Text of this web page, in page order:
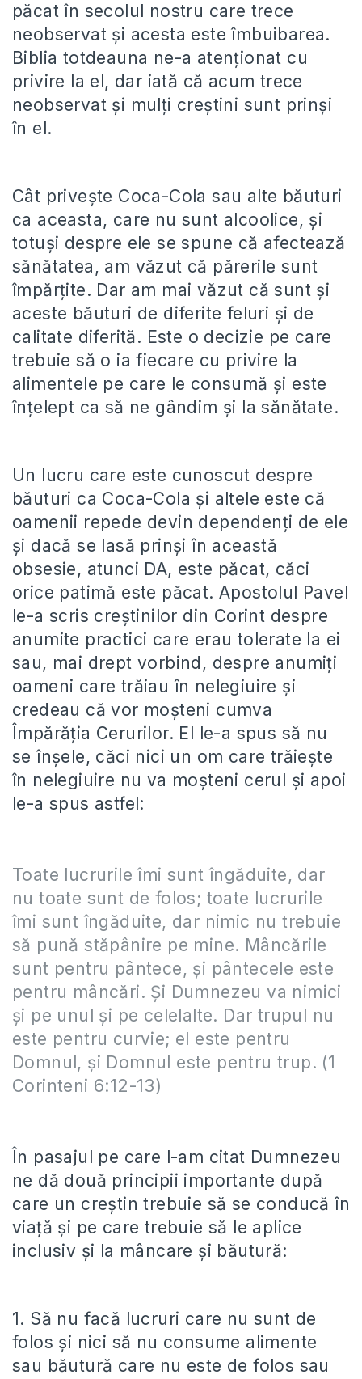
păcat în secolul nostru care trece
neobservat și acesta este îmbuibarea.
Biblia totdeauna ne-a atenționat cu
privire la el, dar iată că acum trece
neobservat și mulți creștini sunt prinși
în el.
Cât privește Coca-Cola sau alte băuturi
ca aceasta, care nu sunt alcoolice, și
totuși despre ele se spune că afectează
sănătatea, am văzut că părerile sunt
împărțite. Dar am mai văzut că sunt și
aceste băuturi de diferite feluri și de
calitate diferită. Este o decizie pe care
trebuie să o ia fiecare cu privire la
alimentele pe care le consumă și este
înțelept ca să ne gândim și la sănătate.
Un lucru care este cunoscut despre
băuturi ca Coca-Cola și altele este că
oamenii repede devin dependenți de ele
și dacă se lasă prinși în această
obsesie, atunci DA, este păcat, căci
orice patimă este păcat. Apostolul Pavel
le-a scris creștinilor din Corint despre
anumite practici care erau tolerate la ei
sau, mai drept vorbind, despre anumiți
oameni care trăiau în nelegiuire și
credeau că vor moșteni cumva
Împărăția Cerurilor. El le-a spus să nu
se înșele, căci nici un om care trăiește
în nelegiuire nu va moșteni cerul și apoi
le-a spus astfel:
Toate lucrurile îmi sunt îngăduite, dar
nu toate sunt de folos; toate lucrurile
îmi sunt îngăduite, dar nimic nu trebuie
să pună stăpânire pe mine. Mâncările
sunt pentru pântece, şi pântecele este
pentru mâncări. Şi Dumnezeu va nimici
şi pe unul şi pe celelalte. Dar trupul nu
este pentru curvie; el este pentru
Domnul, şi Domnul este pentru trup. (1
Corinteni 6:12-13)
În pasajul pe care l-am citat Dumnezeu
ne dă două principii importante după
care un creștin trebuie să se conducă în
viață și pe care trebuie să le aplice
inclusiv și la mâncare și băutură:
1. Să nu facă lucruri care nu sunt de
folos și nici să nu consume alimente
sau băutură care nu este de folos sau